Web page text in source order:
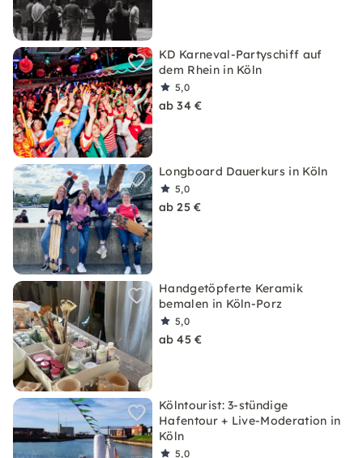
KD Karneval-Partyschiff auf
dem Rhein in Köln
5,0
ab 34 €
Longboard Dauerkurs in Köln
5,0
ab 25 €
Handgetöpferte Keramik
bemalen in Köln-Porz
5,0
ab 45 €
Kölntourist: 3-stündige
Hafentour + Live-Moderation in
Köln
5,0